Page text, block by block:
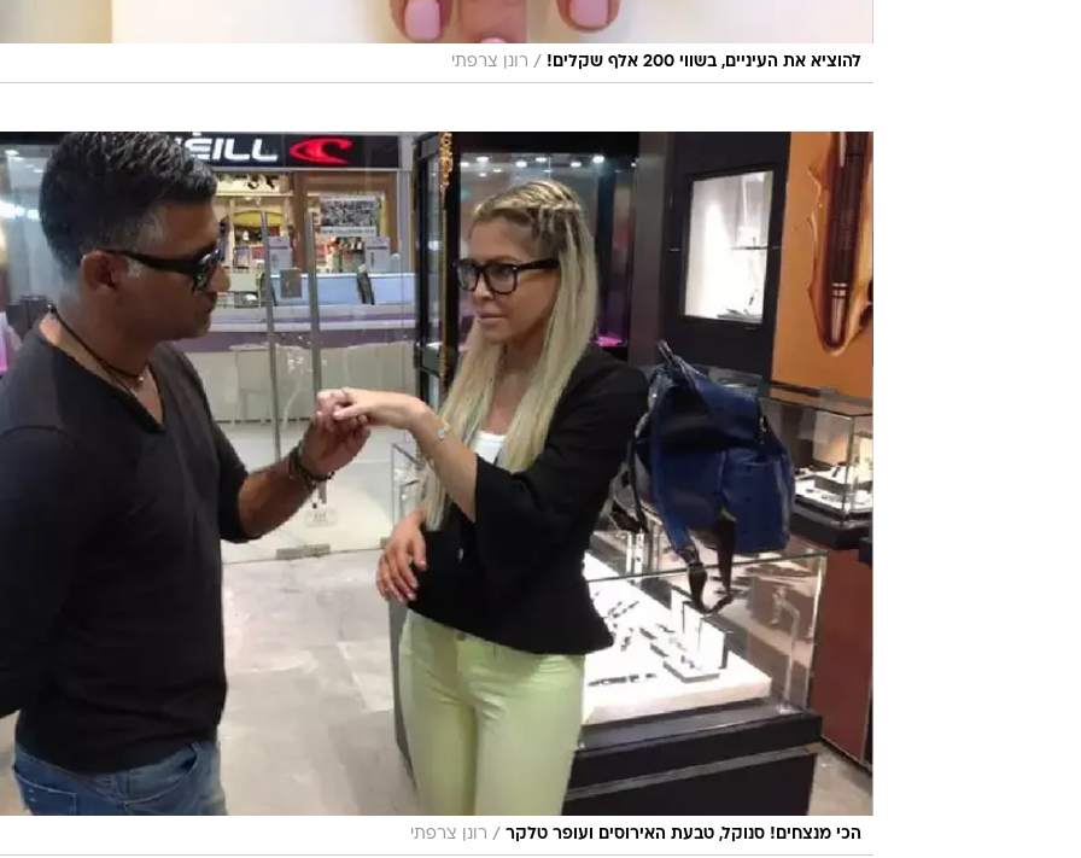
להוציא את העיניים, בשווי 200 אלף שקלים! / רונן צרפתי
הכי מנצחים! סנוקל, טבעת האירוסים ועופר טלקר / רונן צרפתי